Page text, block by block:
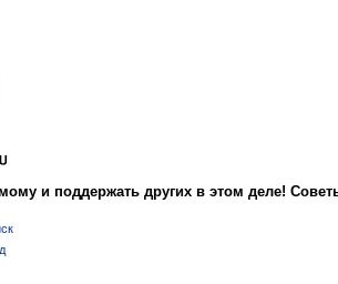
и поддержать других в этом деле!